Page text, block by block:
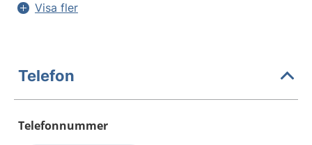
Visa fler
Telefon
Telefonnummer